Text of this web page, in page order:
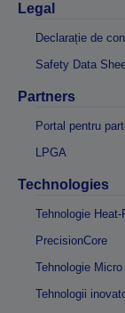
Legal
Declarație de
Safety Data
Partners
Portal pentru
LPGA
Technologies
Tehnologie Heat-
PrecisionCore
Tehnologie
Tehnologii